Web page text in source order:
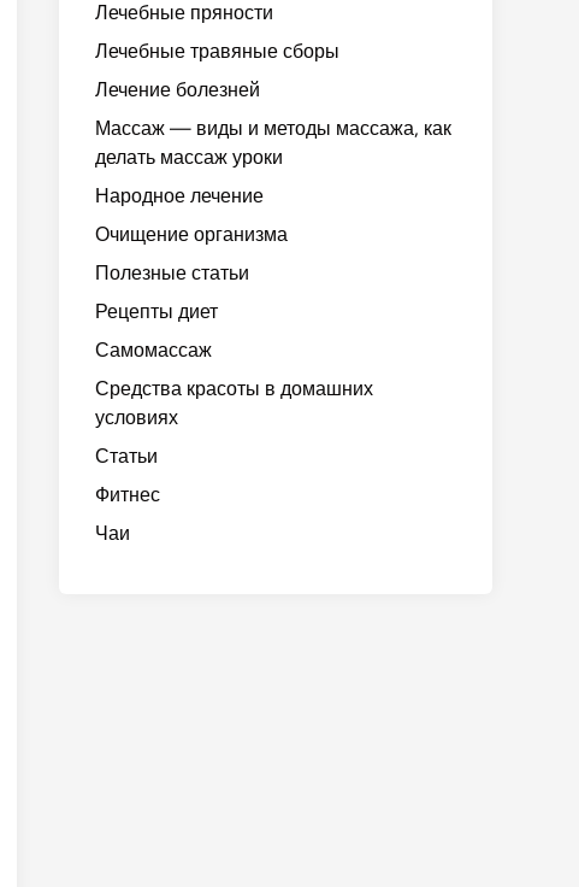
Лечебные пряности
Лечебные травяные сборы
Лечение болезней
Массаж — виды и методы массажа, как
делать массаж уроки
Народное лечение
Очищение организма
Полезные статьи
Рецепты диет
Самомассаж
Средства красоты в домашних
условиях
Статьи
Фитнес
Чаи